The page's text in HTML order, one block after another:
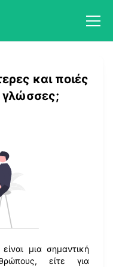
και ποιές
γλώσσες;
μια σημαντική
είτε για